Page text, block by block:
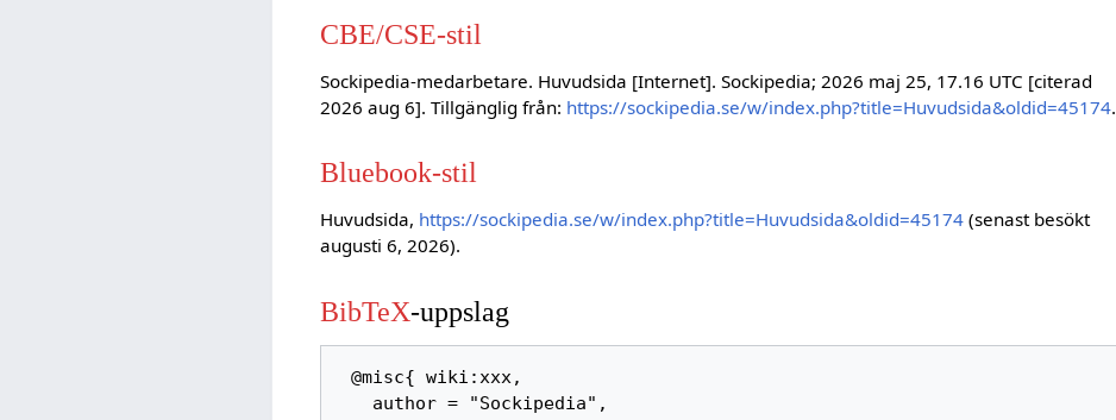
CBE/CSE-stil
Sockipedia-medarbetare. Huvudsida [Internet]. Sockipedia; 2026 maj 25, 17.16 UTC [citerad
2026 aug 6]. Tillgänglig från: https://sockipedia.se/w/index.php?title=Huvudsida&oldid=45174.
Bluebook-stil
Huvudsida, https://sockipedia.se/w/index.php?title=Huvudsida&oldid=45174 (senast besökt
augusti 6, 2026).
BibTeX-uppslag